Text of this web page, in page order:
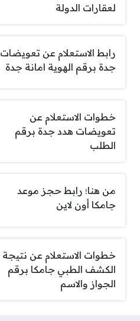
لعقارات الدولة
رابط الاستعلام عن تعويضات
جدة برقم الهوية امانة جدة
خطوات الاستعلام عن
تعويضات هدد جدة برقم
الطلب
من هنا؛ رابط حجز موعد
جامكا أون لاين
خطوات الاستعلام عن نتيجة
الكشف الطبي جامكا برقم
الجواز والاسم